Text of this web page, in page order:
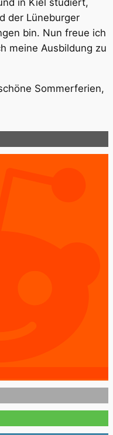
in Kiel studiert,
der Lüneburger
bin. Nun freue ich
meine Ausbildung zu
Sommerferien,